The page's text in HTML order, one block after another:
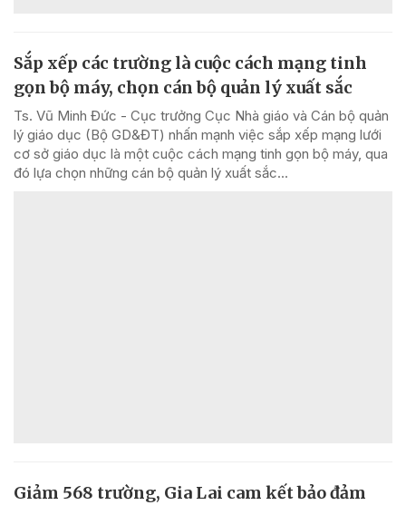
Sắp xếp các trường là cuộc cách mạng tinh
gọn bộ máy, chọn cán bộ quản lý xuất sắc
Ts. Vũ Minh Đức - Cục trưởng Cục Nhà giáo và Cán bộ quản
lý giáo dục (Bộ GD&ĐT) nhấn mạnh việc sắp xếp mạng lưới
cơ sở giáo dục là một cuộc cách mạng tinh gọn bộ máy, qua
đó lựa chọn những cán bộ quản lý xuất sắc...
Giảm 568 trường, Gia Lai cam kết bảo đảm